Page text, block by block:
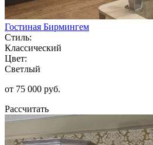
Гостиная Бирмингем
Стиль:
Классический
Цвет:
Светлый
от 75 000 руб.
Рассчитать